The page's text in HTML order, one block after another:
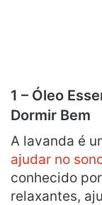
1 – Óleo
Dormir Bem
A lavanda é
ajudar no
conhecido
relaxantes,